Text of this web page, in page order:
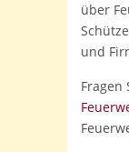
über
und
Fragen